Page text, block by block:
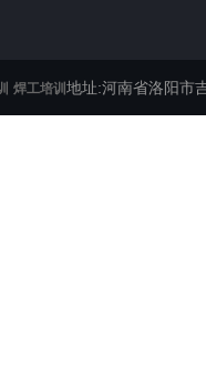
地址:河南省洛阳市
焊工培训